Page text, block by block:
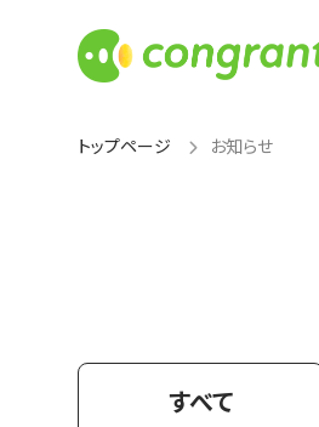
トップページ お知らせ
すべて